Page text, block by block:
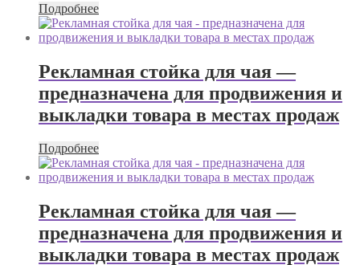
Подробнее
Рекламная стойка для чая —
предназначена для продвижения и
выкладки товара в местах продаж
Подробнее
Рекламная стойка для чая —
предназначена для продвижения и
выкладки товара в местах продаж